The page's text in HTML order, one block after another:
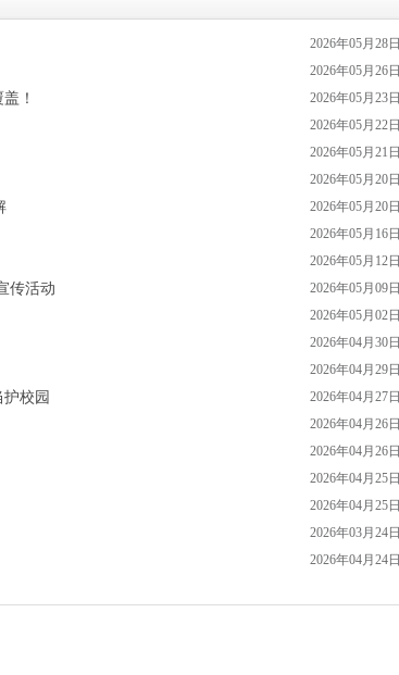
2026年05月28日
2026年05月26日
2026年05月23日
！
2026年05月22日
2026年05月21日
2026年05月20日
2026年05月20日
2026年05月16日
2026年05月12日
2026年05月09日
传活动
2026年05月02日
2026年04月30日
2026年04月29日
2026年04月27日
校园
2026年04月26日
2026年04月26日
2026年04月25日
2026年04月25日
2026年03月24日
2026年04月24日